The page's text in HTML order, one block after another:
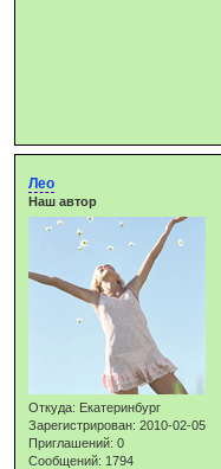
Лео
Наш автор
Откуда: Екатеринбург
Зарегистрирован: 2010-02-05
Приглашений: 0
Сообщений: 1794